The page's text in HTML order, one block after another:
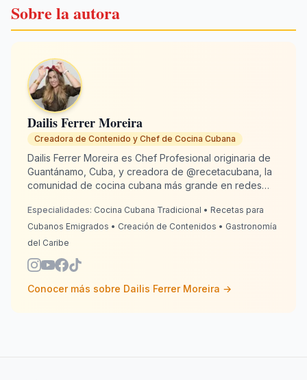
Sobre la autora
Dailis Ferrer Moreira
Creadora de Contenido y Chef de Cocina Cubana
Dailis Ferrer Moreira es Chef Profesional originaria de
Guantánamo, Cuba, y creadora de @recetacubana, la
comunidad de cocina cubana más grande en redes
España, donde reside desde 2020, se dedica a
mantener viva la tradición culinaria cubana para
emigrados alrededor del mundo. Con 13 años de
creatividad para que cada plato sepa "como lo hacía la
digital: donde la nostalgia se convierte en el sabor que
Especialidades: Cocina Cubana Tradicional • Recetas para
Cubanos Emigrados • Creación de Contenidos • Gastronomía
del Caribe
Conocer más sobre Dailis Ferrer Moreira →